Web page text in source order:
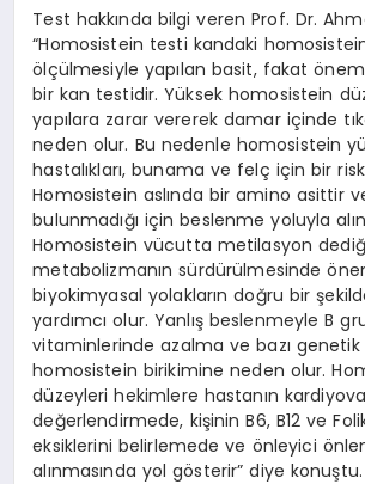
Test hakkında bilgi veren Prof. Dr.
“Homosistein testi kandaki
ölçülmesiyle yapılan basit, fakat
bir kan testidir. Yüksek homosistein
yapılara zarar vererek damar içinde
neden olur. Bu nedenle homosistein
hastalıkları, bunama ve felç için bir
Homosistein aslında bir amino asittir
bulunmadığı için beslenme yoluyla
Homosistein vücutta metilasyon
metabolizmanın sürdürülmesinde
biyokimyasal yolakların doğru bir
yardımcı olur. Yanlış beslenmeyle B
vitaminlerinde azalma ve bazı genetik
homosistein birikimine neden olur.
düzeyleri hekimlere hastanın
değerlendirmede, kişinin B6, B12 ve
eksiklerini belirlemede ve önleyici
alınmasında yol gösterir” diye konuştu.